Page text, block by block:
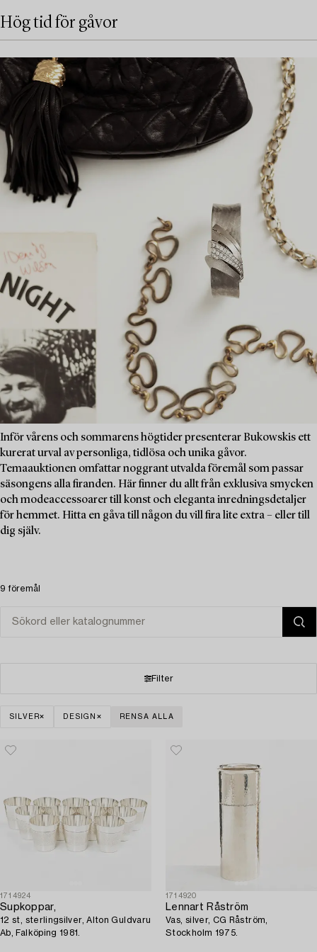
Hög tid för gåvor
Inför vårens och sommarens högtider presenterar Bukowskis ett
kurerat urval av personliga, tidlösa och unika gåvor.
Temaauktionen omfattar noggrant utvalda föremål som passar
säsongens alla firanden. Här finner du allt från exklusiva smycken
och modeaccessoarer till konst och eleganta inredningsdetaljer
för hemmet. Hitta en gåva till någon du vill fira lite extra – eller till
dig själv.
9 föremål
Filter
SILVER DESIGN RENSA ALLA
1714924
Supkoppar,
12 st, sterlingsilver, Alton Guldvaru
Ab, Falköping 1981.
1714920
Lennart Råström
Vas, silver, CG Råström,
Stockholm 1975.